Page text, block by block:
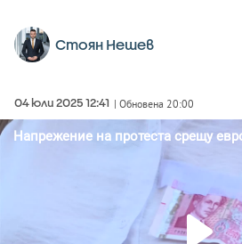
Стоян Нешев
04 юли 2025 12:41 | Обновена 20:00